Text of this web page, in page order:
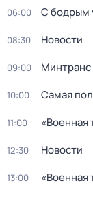
06:00 С бодрым
08:30 Новости
09:00 Минтранс
10:00 Самая
11:00 «Военная
12:30 Новости
13:00 «Военная